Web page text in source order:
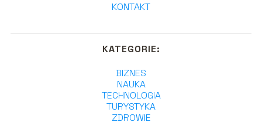
KONTAKT
KATEGORIE:
BIZNES
NAUKA
TECHNOLOGIA
TURYSTYKA
ZDROWIE